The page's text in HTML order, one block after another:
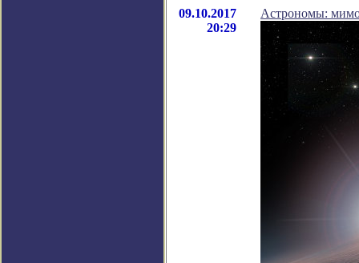
09.10.2017
20:29
Астрономы: мимо